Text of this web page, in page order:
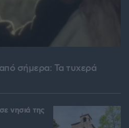
σήμερα: Τα τυχερά
νησιά της